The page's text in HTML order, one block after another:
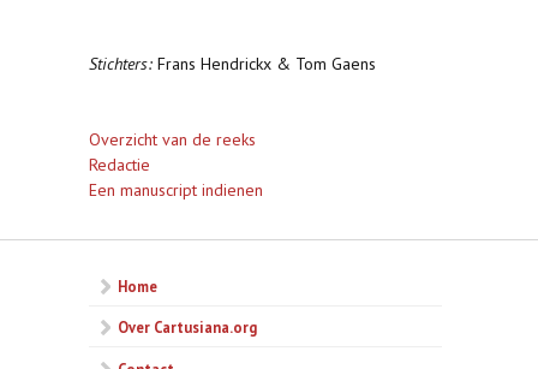
Stichters: Frans Hendrickx & Tom Gaens
Overzicht van de reeks
Redactie
Een manuscript indienen
Home
Over Cartusiana.org